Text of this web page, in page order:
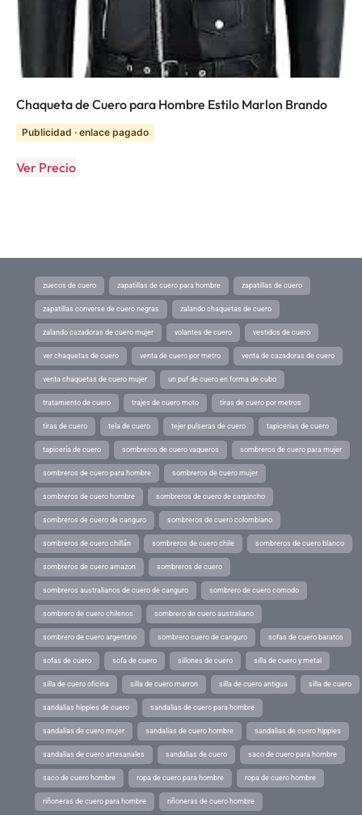
Chaqueta de Cuero para Hombre Estilo Marlon Brando
Publicidad · enlace pagado
Ver Precio
zuecos de cuero zapatillas de cuero para hombre zapatillas de cuero
zapatillas converse de cuero negras zalando chaquetas de cuero
zalando cazadoras de cuero mujer volantes de cuero vestidos de cuero
ver chaquetas de cuero venta de cuero por metro venta de cazadoras de cuero
venta chaquetas de cuero mujer un puf de cuero en forma de cubo
tratamiento de cuero trajes de cuero moto tiras de cuero por metros
tiras de cuero tela de cuero tejer pulseras de cuero tapicerias de cuero
tapicería de cuero sombreros de cuero vaqueros sombreros de cuero para mujer
sombreros de cuero para hombre sombreros de cuero mujer
sombreros de cuero hombre sombreros de cuero de carpincho
sombreros de cuero de canguro sombreros de cuero colombiano
sombreros de cuero chillán sombreros de cuero chile sombreros de cuero blanco
sombreros de cuero amazon sombreros de cuero
sombreros australianos de cuero de canguro sombrero de cuero comodo
sombrero de cuero chilenos sombrero de cuero australiano
sombrero de cuero argentino sombrero cuero de canguro sofas de cuero baratos
sofas de cuero sofa de cuero sillones de cuero silla de cuero y metal
silla de cuero oficina silla de cuero marron silla de cuero antigua silla de cuero
sandalias hippies de cuero sandalias de cuero para hombre
sandalias de cuero mujer sandalias de cuero hombre sandalias de cuero hippies
sandalias de cuero artesanales sandalias de cuero saco de cuero para hombre
saco de cuero hombre ropa de cuero para hombre ropa de cuero hombre
riñoneras de cuero para hombre riñoneras de cuero hombre